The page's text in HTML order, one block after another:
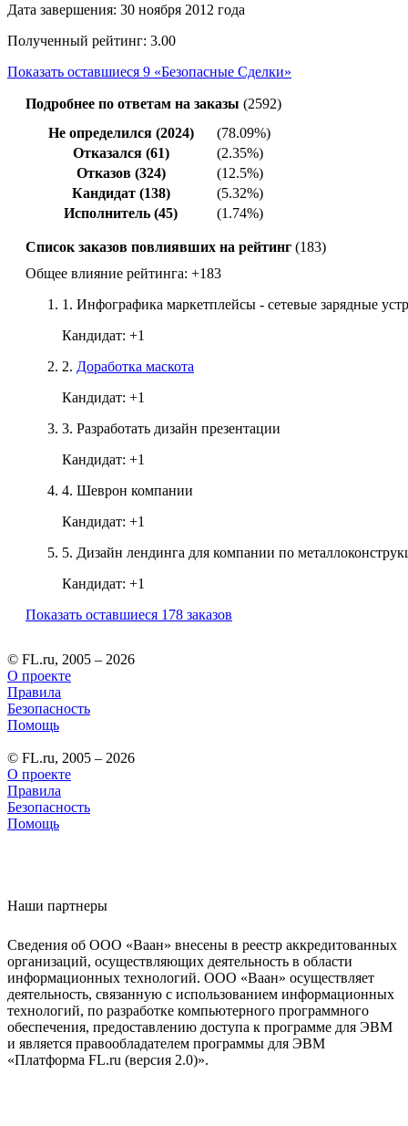
Дата завершения: 30 ноября 2012 года
Полученный рейтинг: 3.00
Показать оставшиеся 9 «Безопасные Сделки»
Подробнее по ответам на заказы (2592)
Не определился (2024)
(78.09%)
Отказался (61)
(2.35%)
Отказов (324)
(12.5%)
Кандидат (138)
(5.32%)
Исполнитель (45)
(1.74%)
Список заказов повлиявших на рейтинг (183)
Общее влияние рейтинга: +183
1. Инфографика маркетплейсы - сетевые зарядные
Кандидат: +1
2. Доработка маскота
Кандидат: +1
3. Разработать дизайн презентации
Кандидат: +1
4. Шеврон компании
Кандидат: +1
5. Дизайн лендинга для компании по
Кандидат: +1
Показать оставшиеся 178 заказов
© FL.ru, 2005 – 2026
О проекте
Правила
Безопасность
Помощь
© FL.ru, 2005 – 2026
О проекте
Правила
Безопасность
Помощь
Наши партнеры
Сведения об ООО «Ваан» внесены в реестр аккредитованных
организаций, осуществляющих деятельность в области
информационных технологий. ООО «Ваан» осуществляет
деятельность, связанную с использованием информационных
технологий, по разработке компьютерного программного
обеспечения, предоставлению доступа к программе для ЭВМ
и является правообладателем программы для ЭВМ
«Платформа FL.ru (версия 2.0)».